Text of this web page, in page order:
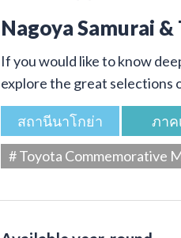
Nagoya Samurai
If you would like to know
explore the great selections
สถานีนาโกย่า ภาค
# Toyota Commemorative